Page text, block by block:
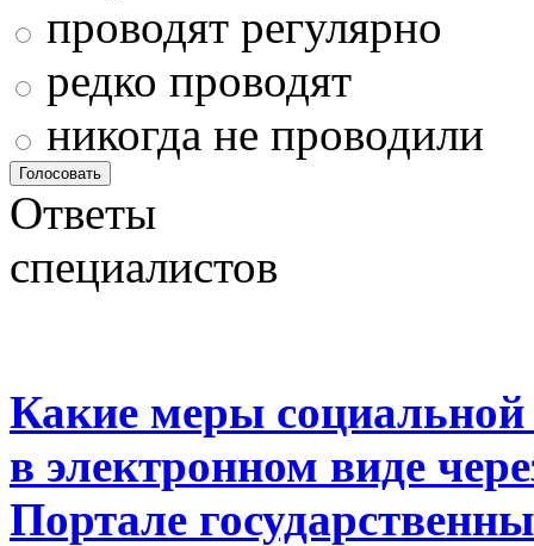
проводят регулярно
редко проводят
никогда не проводили
Ответы
специалистов
Какие меры
в электронном виде
Портале